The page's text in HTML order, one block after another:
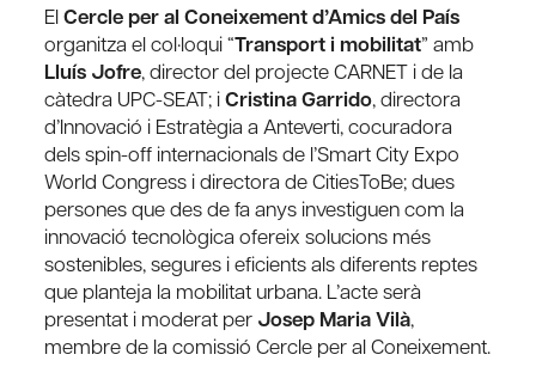
ElCercle per al Coneixement d’Amics del País
organitza el col·loqui “Transport i mobilitat” amb
Lluís Jofre, director del projecte CARNET i de la
càtedra UPC-SEAT; iCristina Garrido, directora
d’Innovació i Estratègia a Anteverti, cocuradora
dels spin-off internacionals de l’Smart City Expo
World Congress i directora de CitiesToBe; dues
persones que des de fa anys investiguen com la
innovació tecnològica ofereix solucions més
sostenibles, segures i eficients als diferents reptes
que planteja la mobilitat urbana. L’acte serà
presentat i moderat per Josep Maria Vilà,
membre de la comissió Cercle per al Coneixement.